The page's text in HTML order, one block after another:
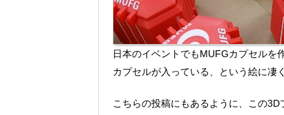
日本のイベントでもMUFGカプセルを
カプセルが入っている、という絵に凄
こちらの投稿にもあるように、この